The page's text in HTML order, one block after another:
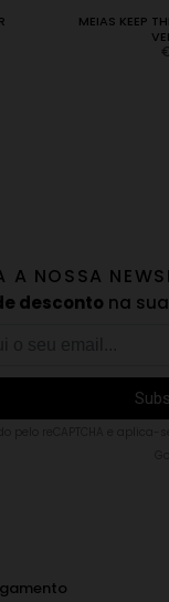
MEIAS KEEP
€
A NOSSA
desconto na